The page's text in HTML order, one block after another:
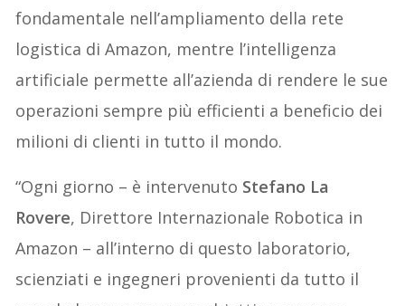
fondamentale nell’ampliamento della rete
logistica di Amazon, mentre l’intelligenza
artificiale permette all’azienda di rendere le sue
operazioni sempre più efficienti a beneficio dei
milioni di clienti in tutto il mondo.
“Ogni giorno – è intervenuto Stefano La
Rovere, Direttore Internazionale Robotica in
Amazon – all’interno di questo laboratorio,
scienziati e ingegneri provenienti da tutto il